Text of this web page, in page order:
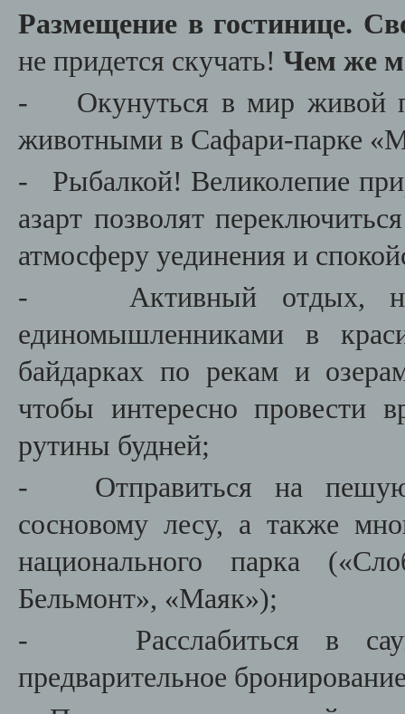
Размещение в гостинице.
не придется скучать! Чем же
- Окунуться в мир живой
животными в Сафари-парке
- Рыбалкой! Великолепие
азарт позволят
атмосферу уединения и
- Активный отдых,
единомышленниками в
байдарках по рекам и
чтобы интересно провести
рутины будней;
- Отправиться на пешую
сосновому лесу, а также
национального парка
Бельмонт», «Маяк»);
- Расслабиться в сауне,
предварительное